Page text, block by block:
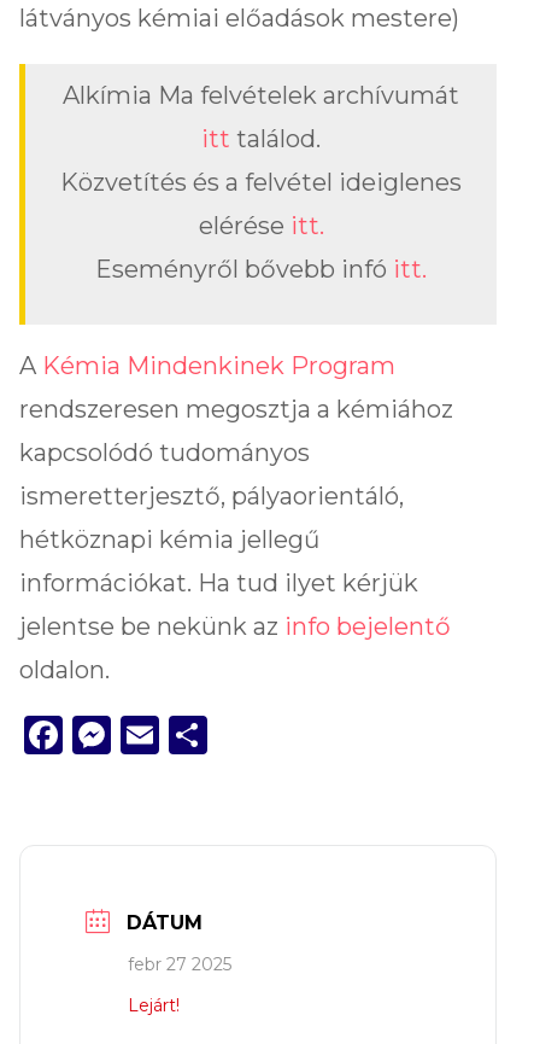
látványos kémiai előadások mestere)
Alkímia Ma felvételek archívumát
itt találod.
Közvetítés és a felvétel ideiglenes
elérése itt.
Eseményről bővebb infó itt.
A Kémia Mindenkinek Program
rendszeresen megosztja a kémiához
kapcsolódó tudományos
ismeretterjesztő, pályaorientáló,
hétköznapi kémia jellegű
információkat. Ha tud ilyet kérjük
jelentse be nekünk az info bejelentő
oldalon.
Facebook
Messenger
Email
DÁTUM
febr 27 2025
Lejárt!